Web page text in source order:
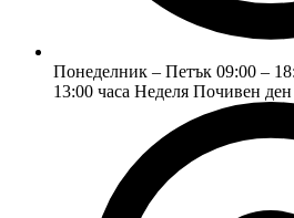
Понеделник – Петък 09:00 –
13:00 часа Неделя Почивен ден